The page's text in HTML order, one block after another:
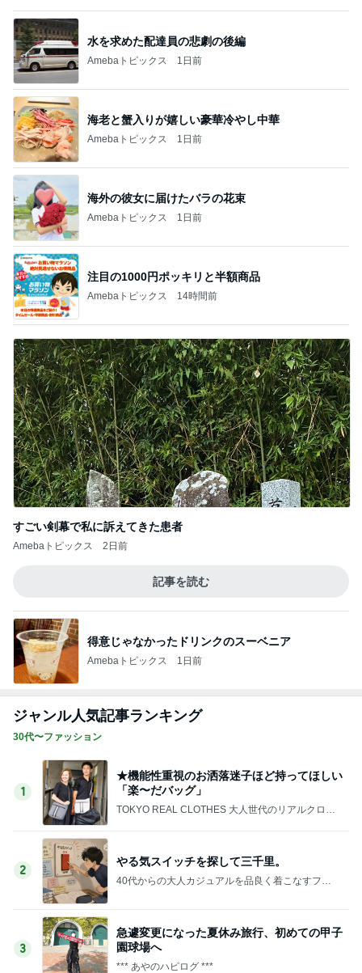
水を求めた配達員の悲劇の後編
Amebaトピックス 1日前
海老と蟹入りが嬉しい豪華冷やし中華
Amebaトピックス 1日前
海外の彼女に届けたバラの花束
Amebaトピックス 1日前
注目の1000円ポッキリと半額商品
Amebaトピックス 14時間前
すごい剣幕で私に訴えてきた患者
Amebaトピックス 2日前
記事を読む
得意じゃなかったドリンクのスーベニア
Amebaトピックス 1日前
ジャンル人気記事ランキング
30代〜ファッション
1
★機能性重視のお洒落迷子ほど持ってほしい
「楽〜だバッグ」
TOKYO REAL CLOTHES 大人世代のリアルクロー
2
やる気スイッチを探して三千里。
40代からの大人カジュアルを品良く着こなすファ
3
急遽変更になった夏休み旅行、初めての甲子
園球場へ
*** あやのハピログ ***